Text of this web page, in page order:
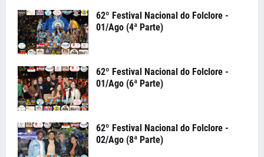
62º Festival Nacional do Folclore -
01/Ago (4ª Parte)
62º Festival Nacional do Folclore -
01/Ago (6ª Parte)
62º Festival Nacional do Folclore -
02/Ago (8ª Parte)